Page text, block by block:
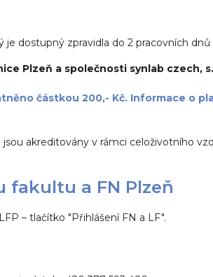
dostupný zpravidla do 2 pracovních dnů
Plzeň a společnosti synlab czech,
částkou 200,- Kč. Informace o
akreditovány v rámci celoživotního
fakultu a FN Plzeň
– tlačítko "Přihlášení FN a LF".